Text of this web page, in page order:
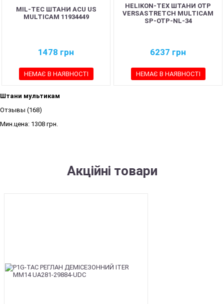
MIL-TEC ШТАНИ ACU US
MULTICAM 11934449
1478 грн
НЕМАЄ В НАЯВНОСТІ
HELIKON-TEX ШТАНИ OTP
VERSASTRETCH MULTICAM
SP-OTP-NL-34
6237 грн
НЕМАЄ В НАЯВНОСТІ
Штани мультикам
Отзывы (168)
Мин.цена: 1308 грн.
Акційні товари